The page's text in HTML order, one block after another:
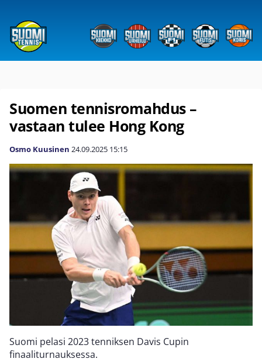
Suomen tennisromahdus –
vastaan tulee Hong Kong
Osmo Kuusinen 24.09.2025 15:15
Suomi pelasi 2023 tenniksen Davis Cupin
finaaliturnauksessa.